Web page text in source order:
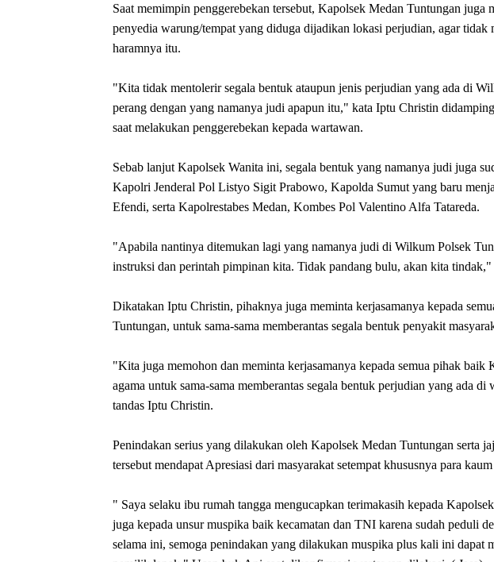
Saat memimpin penggerebekan tersebut, Kapolsek Medan Tuntungan juga
penyedia warung/tempat yang diduga dijadikan lokasi perjudian, agar tidak
haramnya itu.
"Kita tidak mentolerir segala bentuk ataupun jenis perjudian yang ada di
perang dengan yang namanya judi apapun itu," kata Iptu Christin
saat melakukan penggerebekan kepada wartawan.
Sebab lanjut Kapolsek Wanita ini, segala bentuk yang namanya judi juga
Kapolri Jenderal Pol Listyo Sigit Prabowo, Kapolda Sumut yang baru
Efendi, serta Kapolrestabes Medan, Kombes Pol Valentino Alfa Tatareda.
"Apabila nantinya ditemukan lagi yang namanya judi di Wilkum Polsek
instruksi dan perintah pimpinan kita. Tidak pandang bulu, akan kita tindak,"
Dikatakan Iptu Christin, pihaknya juga meminta kerjasamanya kepada
Tuntungan, untuk sama-sama memberantas segala bentuk penyakit
"Kita juga memohon dan meminta kerjasamanya kepada semua pihak baik
agama untuk sama-sama memberantas segala bentuk perjudian yang ada
tandas Iptu Christin.
Penindakan serius yang dilakukan oleh Kapolsek Medan Tuntungan serta
tersebut mendapat Apresiasi dari masyarakat setempat khususnya para
" Saya selaku ibu rumah tangga mengucapkan terimakasih kepada
juga kepada unsur muspika baik kecamatan dan TNI karena sudah peduli
selama ini, semoga penindakan yang dilakukan muspika plus kali ini dapat